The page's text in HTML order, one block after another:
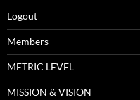
Logout
Members
METRIC LEVEL
MISSION & VISION